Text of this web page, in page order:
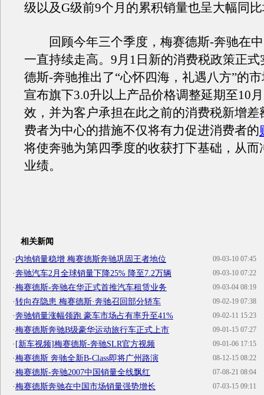
级以及G级前9个月的累积销量也呈大幅同
回顾今年三个季度，梅赛德斯-奔驰在中
一直持续走高。9月1日新的消费税政策正
德斯-奔驰推出了“心怀四海，礼遇八方”的
宣布旗下3.0升以上产品价格调整延期至10
效，并为客户承担在此之前的消费税新增差
费者为中心的措施不仅将有力促进消费者的
将使奔驰为第四季度的收获打下基础，从而
业绩。
相关新闻
09-03-10 07:45
·内地销量稳增 梅赛德斯奔驰巩固王者地位
09-03-10 07:22
·奔驰汽车2月全球销量下降25% 降至7.2万辆
09-03-04 08:19
·梅赛德斯-奔驰在华正式首推汽车租赁业务
09-02-19 07:38
·转向存隐患 梅赛德斯·奔驰召回部分轿车
09-02-11 15:23
·奔驰销量涨幅领跑 豪车市场占有率升至41%
09-01-15 07:27
·梅赛德斯奔驰B级豪华运动旅行车正式上市
09-01-06 17:15
·[新车视频]梅赛德斯-奔驰SLR官方视频
08-12-15 08:22
·梅赛德斯 奔驰全新B-Class即将广州路演
07-08-21 08:04
·梅赛德斯-奔驰2007中国销量全线飘红
07-03-15 09:11
·梅赛德斯奔驰在中国市场销量强势增长